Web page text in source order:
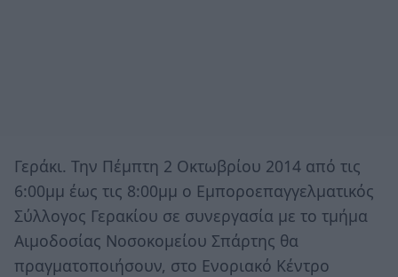
Γεράκι. Την Πέμπτη 2 Οκτωβρίου 2014 από τις
6:00μμ έως τις 8:00μμ ο Εμποροεπαγγελματικός
Σύλλογος Γερακίου σε συνεργασία με το τμήμα
Αιμοδοσίας Νοσοκομείου Σπάρτης θα
πραγματοποιήσουν, στο Ενοριακό Κέντρο